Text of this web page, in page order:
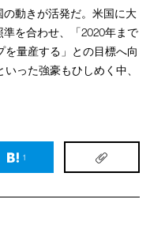
動きが活発だ。米国に大
を合わせ、「2020年まで
量産する」との目標へ向
った強豪もひしめく中、
1